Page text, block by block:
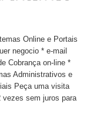
Online e Portais
negocio * e-mail
Cobrança on-line *
Administrativos e
Peça uma visita
sem juros para